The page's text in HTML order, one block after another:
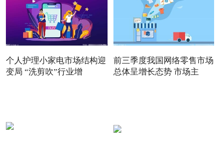
个人护理小家电市场结构迎
变局 “洗剪吹”行业增
前三季度我国网络零售市场
总体呈增长态势 市场主